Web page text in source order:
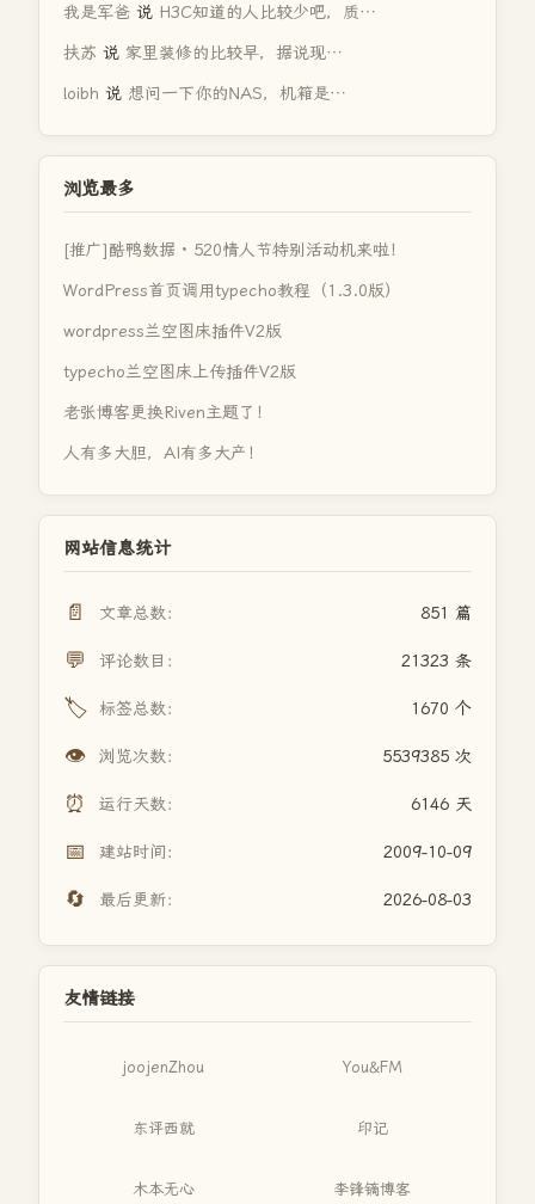
我是军爸 说 H3C知道的人比较少吧，质…
扶苏 说 家里装修的比较早，据说现…
loibh 说 想问一下你的NAS，机箱是…
浏览最多
[推广]酷鸭数据 · 520情人节特别活动机来啦！
WordPress首页调用typecho教程（1.3.0版）
wordpress兰空图床插件V2版
typecho兰空图床上传插件V2版
老张博客更换Riven主题了！
人有多大胆，AI有多大产！
网站信息统计
📄 文章总数： 851 篇
💬 评论数目： 21323 条
🏷️ 标签总数： 1670 个
👁️ 浏览次数： 5539385 次
⏰ 运行天数： 6146 天
📅 建站时间： 2009-10-09
🔄 最后更新： 2026-08-03
友情链接
joojenZhou You&FM
东评西就 印记
木本无心 李锋镝博客